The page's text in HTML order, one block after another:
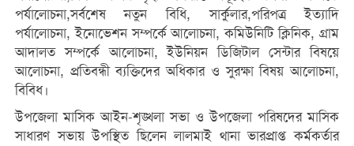
পর্যালোচনা,সর্বশেষ নতুন বিধি, সার্কুলার,পরিপত্র ইত্যাদি
পর্যালোচনা, ইনোভেশন সম্পর্কে আলোচনা, কমিউনিটি ক্লিনিক, গ্রাম
আদালত সম্পর্কে আলোচনা, ইউনিয়ন ডিজিটাল সেন্টার বিষয়ে
আলোচনা, প্রতিবন্ধী ব্যক্তিদের অধিকার ও সুরক্ষা বিষয় আলোচনা,
বিবিধ।
উপজেলা মাসিক আইন-শৃঙ্খলা সভা ও উপজেলা পরিষদের মাসিক
সাধারণ সভায় উপস্থিত ছিলেন লালমাই থানা ভারপ্রাপ্ত কর্মকর্তার